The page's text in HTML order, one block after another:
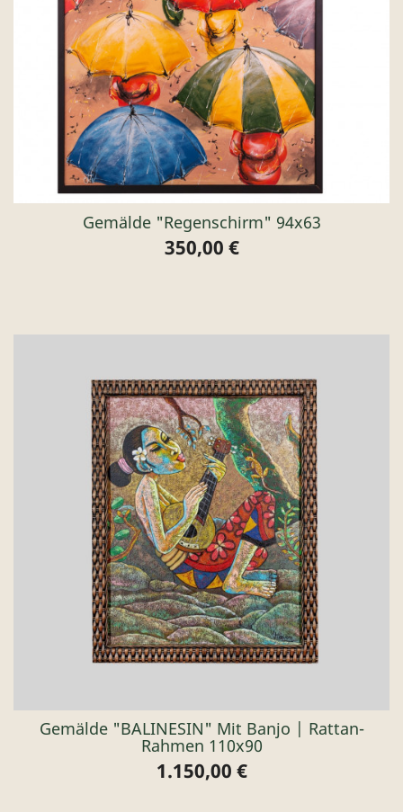
Gemälde "Regenschirm" 94x63
Preis
350,00 €
Gemälde "BALINESIN" Mit Banjo | Rattan-
Rahmen 110x90
Preis
1.150,00 €